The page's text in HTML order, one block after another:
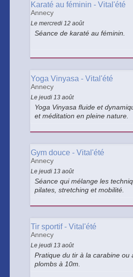
Karaté au féminin - Vital'été
Annecy
Le mercredi 12 août
Séance de karaté au féminin.
Yoga Vinyasa - Vital'été
Annecy
Le jeudi 13 août
Yoga Vinyasa fluide et
et méditation en pleine nature.
Gym douce - Vital'été
Annecy
Le jeudi 13 août
Séance qui mélange les
pilates, stretching et mobilité.
Tir sportif - Vital'été
Annecy
Le jeudi 13 août
Pratique du tir à la carabine ou
plombs à 10m.